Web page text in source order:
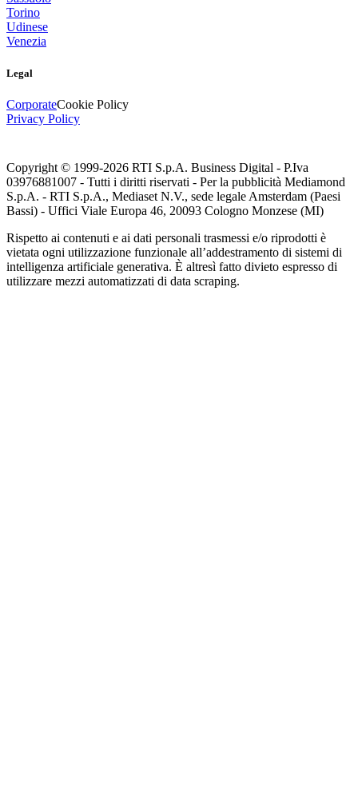
Torino
Udinese
Venezia
Legal
CorporateCookie Policy
Privacy Policy
Copyright © 1999-2026 RTI S.p.A. Business Digital - P.Iva
03976881007 - Tutti i diritti riservati - Per la pubblicità Mediamond
S.p.A. - RTI S.p.A., Mediaset N.V., sede legale Amsterdam (Paesi
Bassi) - Uffici Viale Europa 46, 20093 Cologno Monzese (MI)
Rispetto ai contenuti e ai dati personali trasmessi e/o riprodotti è
vietata ogni utilizzazione funzionale all’addestramento di sistemi di
intelligenza artificiale generativa. È altresì fatto divieto espresso di
utilizzare mezzi automatizzati di data scraping.